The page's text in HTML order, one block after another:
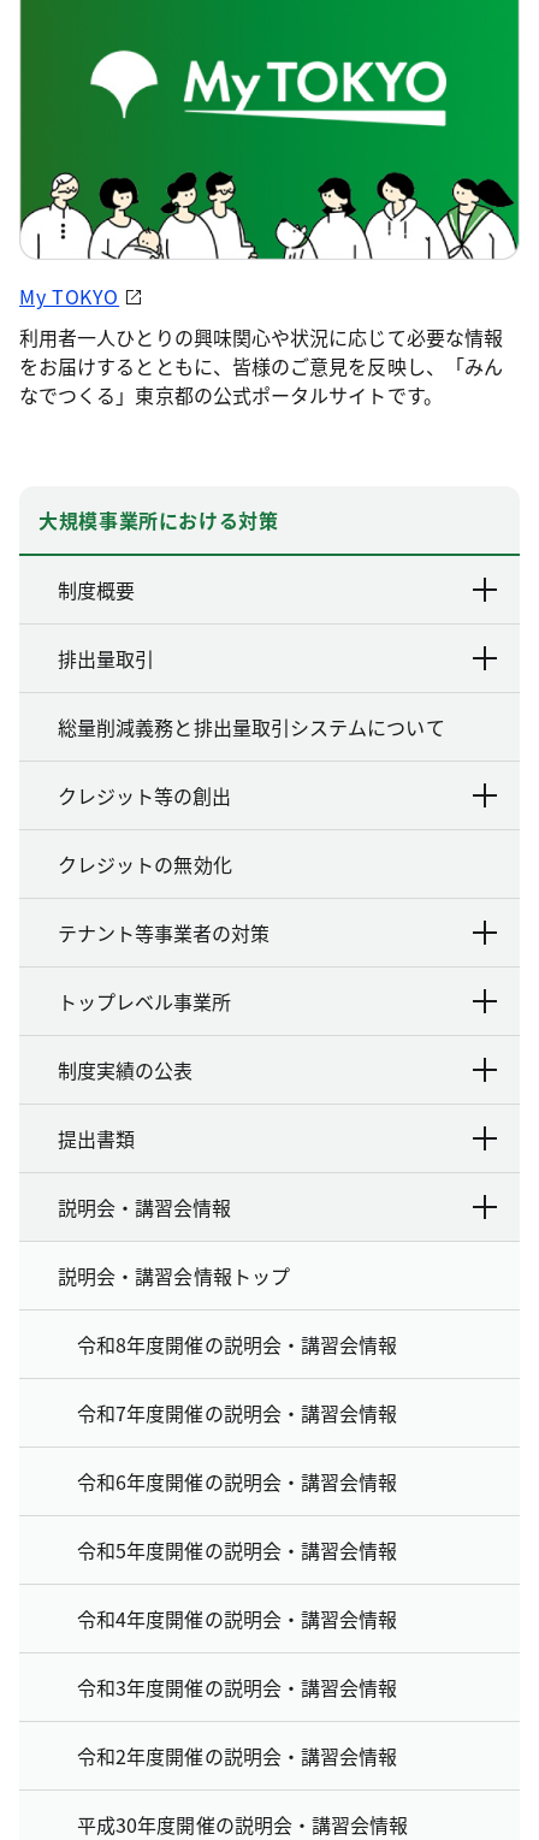
My TOKYO
利用者一人ひとりの興味関心や状況に応じて必要な情報
をお届けするとともに、皆様のご意見を反映し、「みん
なでつくる」東京都の公式ポータルサイトです。
大規模事業所における対策
制度概要
排出量取引
総量削減義務と排出量取引システムについて
クレジット等の創出
クレジットの無効化
テナント等事業者の対策
トップレベル事業所
制度実績の公表
提出書類
説明会・講習会情報
説明会・講習会情報トップ
令和8年度開催の説明会・講習会情報
令和7年度開催の説明会・講習会情報
令和6年度開催の説明会・講習会情報
令和5年度開催の説明会・講習会情報
令和4年度開催の説明会・講習会情報
令和3年度開催の説明会・講習会情報
令和2年度開催の説明会・講習会情報
平成30年度開催の説明会・講習会情報